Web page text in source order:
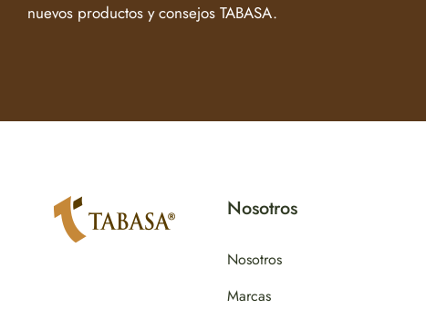
nuevos productos y consejos TABASA.
Nosotros
Nosotros
Marcas